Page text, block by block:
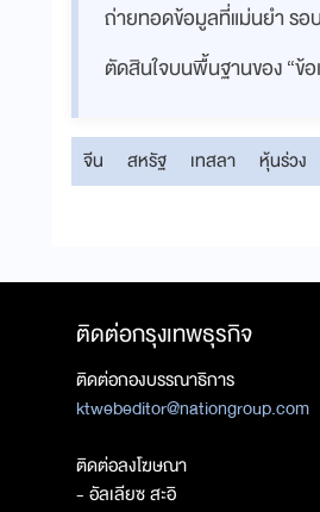
ถ่ายทอดข้อมูลที่แม่นยำ รอ
ตัดสินใจบนพื้นฐานของ “ข้อ
จีน สหรัฐ เทสลา หุ้นร่วง
ติดต่อกรุงเทพธุรกิจ
ติดต่อกองบรรณาธิการ
ktwebeditor@nationgroup.com
ติดต่อลงโฆษณา
- อัลเลียซ สะอิ